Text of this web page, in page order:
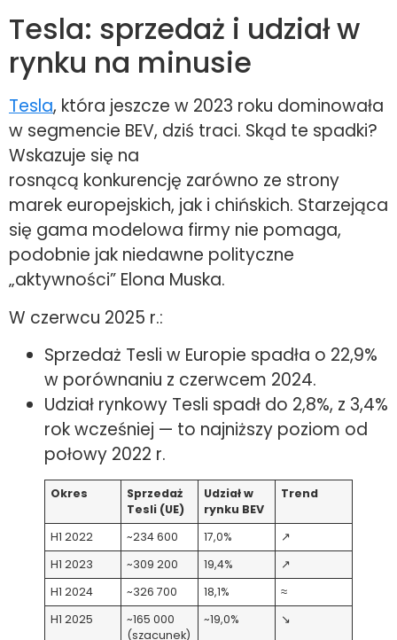
Tesla: sprzedaż i udział w
rynku na minusie
Tesla, która jeszcze w 2023 roku dominowała
w segmencie BEV, dziś traci. Skąd te spadki?
Wskazuje się na
rosnącą konkurencję zarówno ze strony
marek europejskich, jak i chińskich. Starzejąca
się gama modelowa firmy nie pomaga,
podobnie jak niedawne polityczne
„aktywności” Elona Muska.
W czerwcu 2025 r.:
Sprzedaż Tesli w Europie spadła o 22,9%
w porównaniu z czerwcem 2024.
Udział rynkowy Tesli spadł do 2,8%, z 3,4%
rok wcześniej — to najniższy poziom od
połowy 2022 r.
Okres
Sprzedaż
Tesli (UE)
Udział w
rynku BEV
Trend
H1 2022 ~234 600 17,0%
↗
H1 2023
~309 200 19,4%
↗
H1 2024
~326 700 18,1%
≈
H1 2025
~165 000
(szacunek)
~19,0% ↘